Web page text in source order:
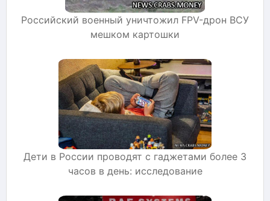
Российский военный уничтожил FPV-дрон ВСУ
мешком картошки
Дети в России проводят с гаджетами более 3
часов в день: исследование